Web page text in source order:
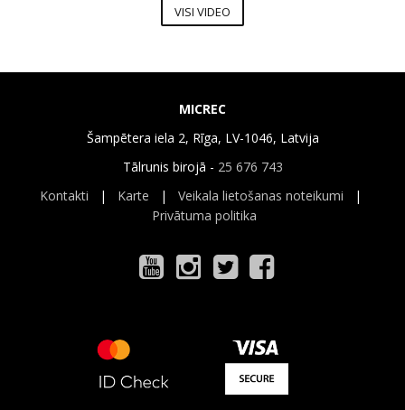
VISI VIDEO
MICREC
Šampētera iela 2, Rīga, LV-1046, Latvija
Tālrunis birojā - 25 676 743
Kontakti | Karte | Veikala lietošanas noteikumi |
Privātuma politika